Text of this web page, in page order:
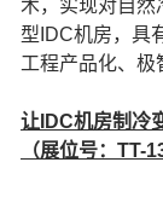
术，实现对自然
型IDC机房，具
工程产品化、极
让IDC机房制冷
（展位号：TT-